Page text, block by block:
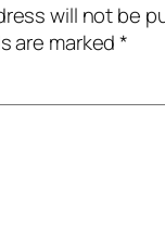
will not be
are marked*